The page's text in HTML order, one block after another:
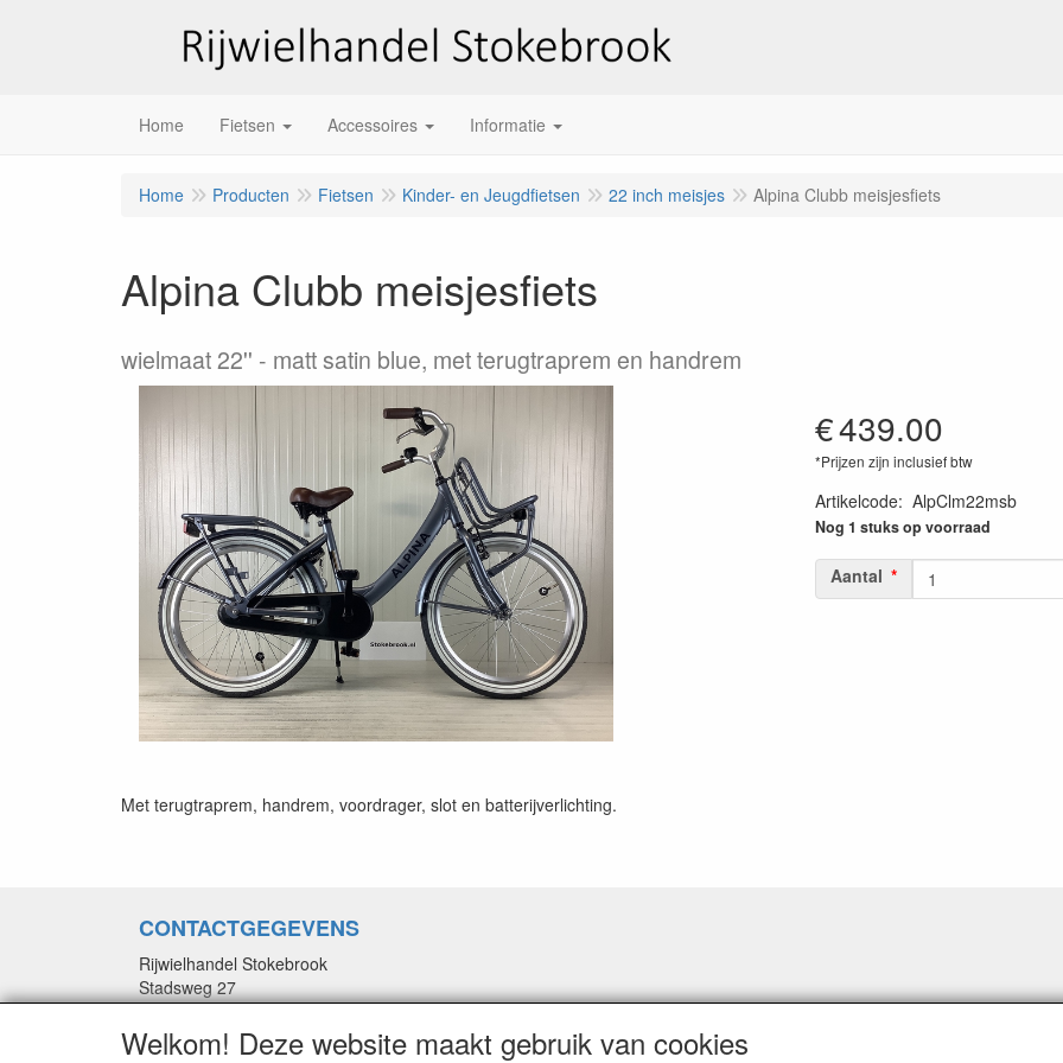
Home Fietsen Accessoires Informatie
Home Producten Fietsen Kinder- en Jeugdfietsen 22 inch meisjes Alpina Clubb meisjesfiets
Alpina Clubb meisjesfiets
wielmaat 22'' matt satin blue, met terugtraprem en handrem
€439.00
*Prijzen zijn inclusief btw
Artikelcode: AlpClm22msb
Nog 1 stuks op voorraad
Aantal
Met terugtraprem, handrem, voordrager, slot en batterijverlichting.
CONTACTGEGEVENS
Rijwielhandel Stokebrook
Stadsweg 27
9917 PV Wirdum (Gn.)
E-mail: stokebrook@xs4all.nl
Welkom! Deze website maakt gebruik van cookies